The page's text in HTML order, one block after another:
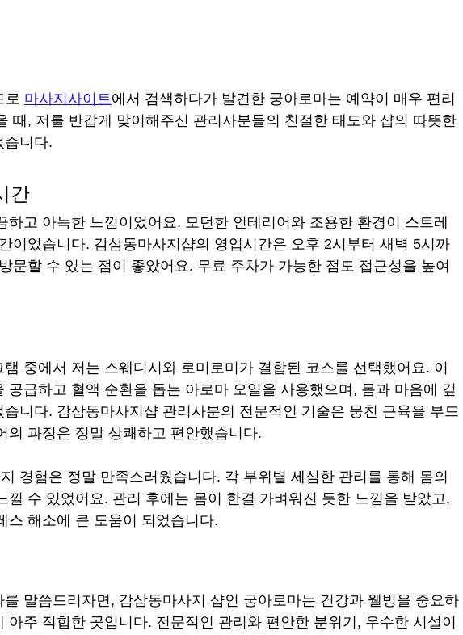
로 마사지사이트에서 검색하다가 발견한 궁아로마는 예약이 매우 편리
때, 저를 반갑게 맞이해주신 관리사분들의 친절한 태도와 샵의 따뜻한
습니다.
간
하고 아늑한 느낌이었어요. 모던한 인테리어와 조용한 환경이 스트레
이었습니다. 감삼동마사지샵의 영업시간은 오후 2시부터 새벽 5시까
문할 수 있는 점이 좋았어요. 무료 주차가 가능한 점도 접근성을 높여
중에서 저는 스웨디시와 로미로미가 결합된 코스를 선택했어요. 이
공급하고 혈액 순환을 돕는 아로마 오일을 사용했으며, 몸과 마음에 깊
니다. 감삼동마사지샵 관리사분의 전문적인 기술은 뭉친 근육을 부드
의 과정은 정말 상쾌하고 편안했습니다.
경험은 정말 만족스러웠습니다. 각 부위별 세심한 관리를 통해 몸의
낄 수 있었어요. 관리 후에는 몸이 한결 가벼워진 듯한 느낌을 받았고,
스 해소에 큰 도움이 되었습니다.
말씀드리자면, 감삼동마사지 샵인 궁아로마는 건강과 웰빙을 중요하
아주 적합한 곳입니다. 전문적인 관리와 편안한 분위기, 우수한 시설이